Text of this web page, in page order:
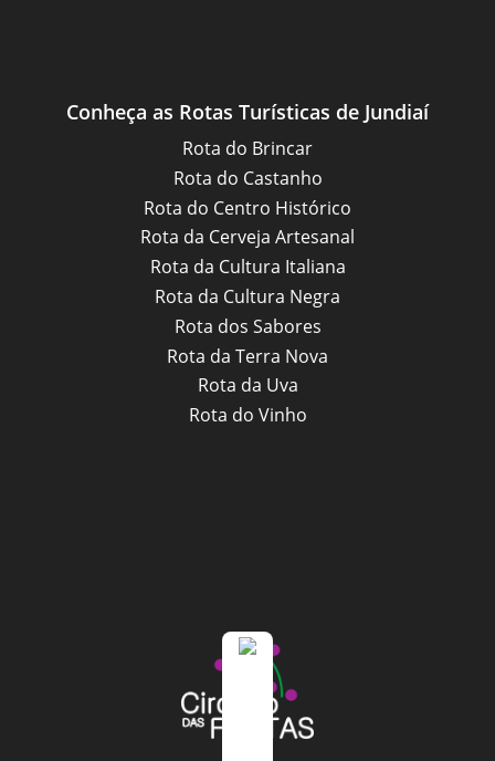
Conheça as Rotas Turísticas de Jundiaí
Rota do Brincar
Rota do Castanho
Rota do Centro Histórico
Rota da Cerveja Artesanal
Rota da Cultura Italiana
Rota da Cultura Negra
Rota dos Sabores
Rota da Terra Nova
Rota da Uva
Rota do Vinho